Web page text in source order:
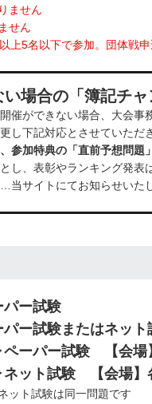
ません
せん
5名以下で参加。団体戦
場合の「簿記チ
催ができない場合、大会事
し下記対応とさせていただ
参加特典の「直前予想問題
し、表彰やランキング発
当サイトにてお知らせいた
ー試験
ー試験またはネット
【会場】ＴＡ
【会場】各
ト試験は同一問題です